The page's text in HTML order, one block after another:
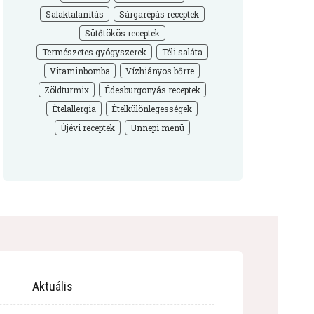
Salaktalanítás
Sárgarépás receptek
Sütőtökös receptek
Természetes gyógyszerek
Téli saláta
Vitaminbomba
Vízhiányos bőrre
Zöldturmix
Édesburgonyás receptek
Ételallergia
Ételkülönlegességek
Újévi receptek
Ünnepi menü
Aktuális